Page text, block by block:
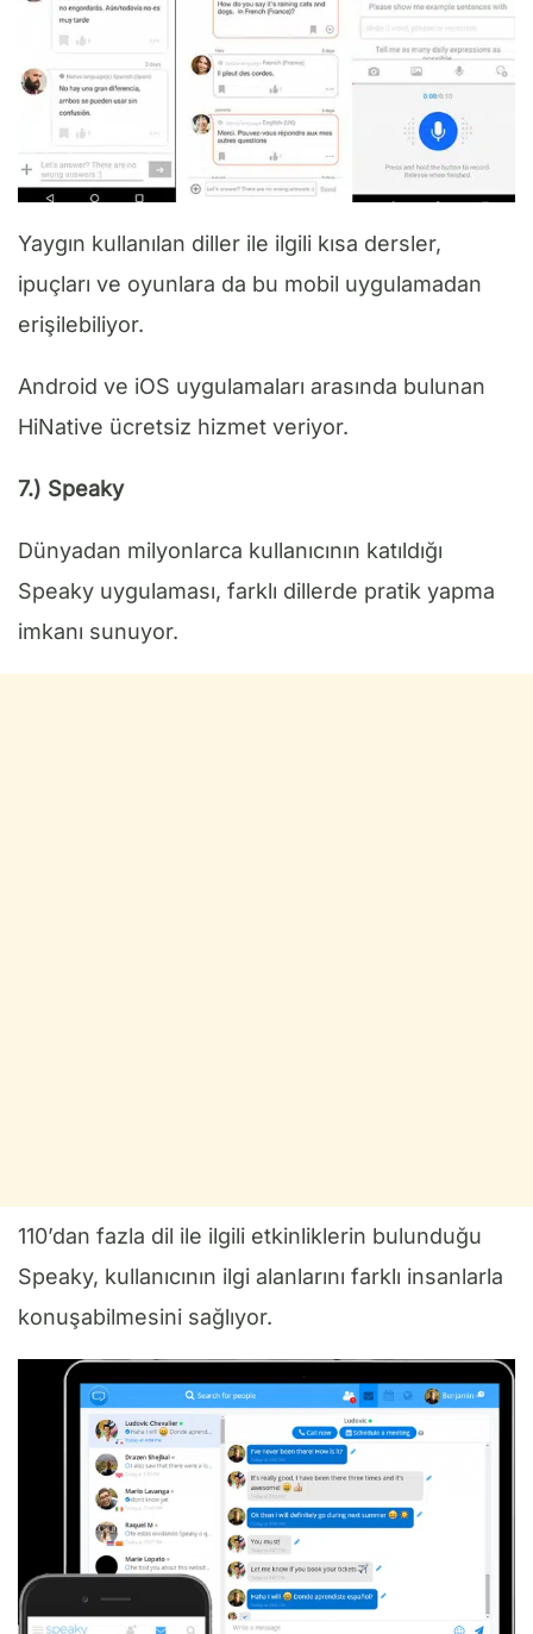
Yaygın kullanılan diller ile ilgili kısa dersler,
ipuçları ve oyunlara da bu mobil uygulamadan
erişilebiliyor.
Android ve iOS uygulamaları arasında bulunan
HiNative ücretsiz hizmet veriyor.
7.) Speaky
Dünyadan milyonlarca kullanıcının katıldığı
Speaky uygulaması, farklı dillerde pratik yapma
imkanı sunuyor.
110’dan fazla dil ile ilgili etkinliklerin bulunduğu
Speaky, kullanıcının ilgi alanlarını farklı insanlarla
konuşabilmesini sağlıyor.